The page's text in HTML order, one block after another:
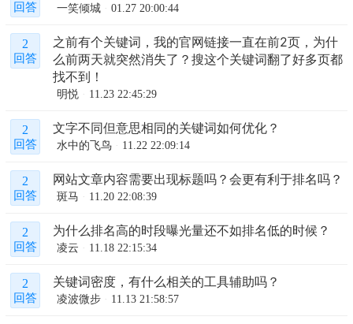
回答 一笑倾城 01.27 20:00:44
2
回答
之前有个关键词，我的官网链接一直在前2页，为什
么前两天就突然消失了？搜这个关键词翻了好多页都
找不到！
明悦 11.23 22:45:29
2
回答
文字不同但意思相同的关键词如何优化？
水中的飞鸟 11.22 22:09:14
2
回答
网站文章内容需要出现标题吗？会更有利于排名吗？
斑马 11.20 22:08:39
2
回答
为什么排名高的时段曝光量还不如排名低的时候？
凌云 11.18 22:15:34
2
回答
关键词密度，有什么相关的工具辅助吗？
凌波微步 11.13 21:58:57